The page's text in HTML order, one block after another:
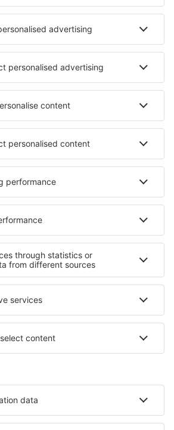
Hotels in Mumbai Hotels in Jaipur
Hotels in Kalpetta
Hotels in Hospet
Hotels in Fiumalbo
Hotels in Talma Hotels in Dundalk
Hotels Crocq Hotels in Hanceville
Hotels in Fort Morgan
in Goa Hotels in La Romana
Hotels in Gdansk Pomerania